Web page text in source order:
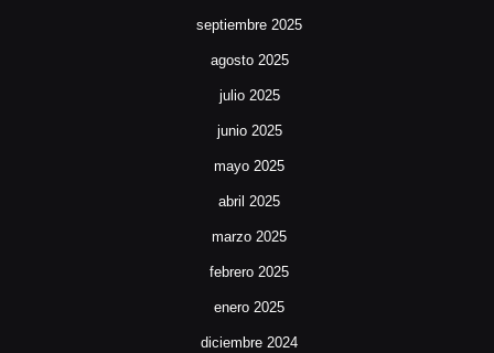
septiembre 2025
agosto 2025
julio 2025
junio 2025
mayo 2025
abril 2025
marzo 2025
febrero 2025
enero 2025
diciembre 2024